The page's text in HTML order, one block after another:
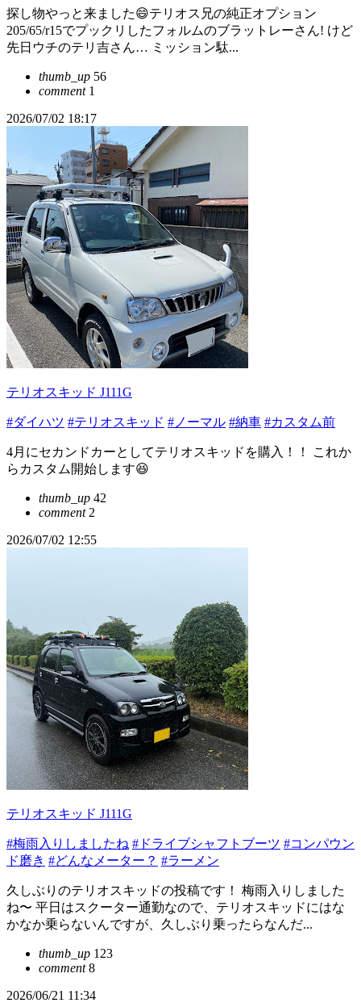
探し物やっと来ました😄テリオス兄の純正オプション
205/65/r15でプックリしたフォルムのブラットレーさん! けど
先日ウチのテリ吉さん… ミッション駄...
thumb_up 56
comment1
2026/07/02 18:17
テリオスキッド J111G
#ダイハツ #テリオスキッド #ノーマル #納車 #カスタム前
4月にセカンドカーとしてテリオスキッドを購入！！ これか
らカスタム開始します😆
thumb_up 42
comment2
2026/07/02 12:55
テリオスキッド J111G
#梅雨入りしましたね #ドライブシャフトブーツ #コンパウン
ド磨き #どんなメーター？ #ラーメン
久しぶりのテリオスキッドの投稿です！ 梅雨入りしました
ね〜 平日はスクーター通勤なので、テリオスキッドにはな
かなか乗らないんですが、久しぶり乗ったらなんだ...
thumb_up 123
comment8
2026/06/21 11:34